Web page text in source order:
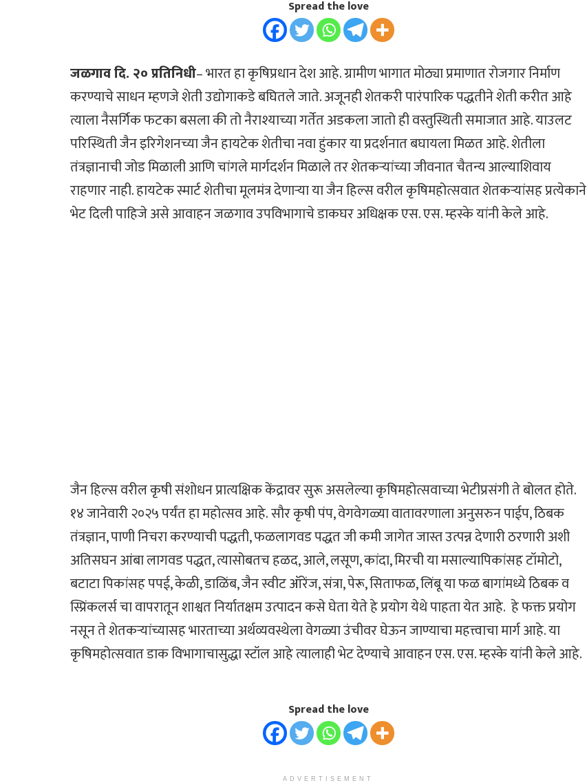
Spread the love
जळगाव दि. २० प्रतिनिधी– भारत हा कृषिप्रधान देश आहे. ग्रामीण भागात मोठ्या प्रमाणात रोजगार निर्माण
करण्याचे साधन म्हणजे शेती उद्योगाकडे बघितले जाते. अजूनही शेतकरी पारंपारिक पद्धतीने शेती करीत आहे
त्याला नैसर्गिक फटका बसला की तो नैराश्याच्या गर्तेत अडकला जातो ही वस्तुस्थिती समाजात आहे. याउलट
परिस्थिती जैन इरिगेशनच्या जैन हायटेक शेतीचा नवा हुंकार या प्रदर्शनात बघायला मिळत आहे. शेतीला
तंत्रज्ञानाची जोड मिळाली आणि चांगले मार्गदर्शन मिळाले तर शेतकऱ्यांच्या जीवनात चैतन्य आल्याशिवाय
राहणार नाही. हायटेक स्मार्ट शेतीचा मूलमंत्र देणाऱ्या या जैन हिल्स वरील कृषिमहोत्सवात शेतकऱ्यांसह प्रत्येकाने
भेट दिली पाहिजे असे आवाहन जळगाव उपविभागाचे डाकघर अधिक्षक एस. एस. म्हस्के यांनी केले आहे.
जैन हिल्स वरील कृषी संशोधन प्रात्यक्षिक केंद्रावर सुरू असलेल्या कृषिमहोत्सवाच्या भेटीप्रसंगी ते बोलत होते.
१४ जानेवारी २०२५ पर्यंत हा महोत्सव आहे. सौर कृषी पंप, वेगवेगळ्या वातावरणाला अनुसरुन पाईप, ठिबक
तंत्रज्ञान, पाणी निचरा करण्याची पद्धती, फळलागवड पद्धत जी कमी जागेत जास्त उत्पन्न देणारी ठरणारी अशी
अतिसघन आंबा लागवड पद्धत, त्यासोबतच हळद, आले, लसूण, कांदा, मिरची या मसाल्यापिकांसह टॉमोटो,
बटाटा पिकांसह पपई, केळी, डाळिंब, जैन स्वीट ऑरेंज, संत्रा, पेरू, सिताफळ, लिंबू या फळ बागांमध्ये ठिबक व
स्प्रिंकलर्स चा वापरातून शाश्वत निर्यातक्षम उत्पादन कसे घेता येते हे प्रयोग येथे पाहता येत आहे. हे फक्त प्रयोग
नसून ते शेतकऱ्यांच्यासह भारताच्या अर्थव्यवस्थेला वेगळ्या उंचीवर घेऊन जाण्याचा महत्त्वाचा मार्ग आहे. या
कृषिमहोत्सवात डाक विभागाचासुद्धा स्टॉल आहे त्यालाही भेट देण्याचे आवाहन एस. एस. म्हस्के यांनी केले आहे.
Spread the love
ADVERTISEMENT